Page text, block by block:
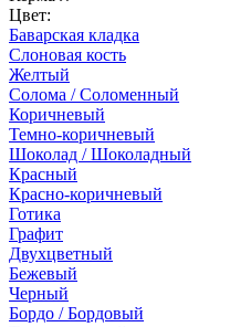
Цвет:
Баварская кладка
Слоновая кость
Желтый
Солома / Соломенный
Коричневый
Темно-коричневый
Шоколад / Шоколадный
Красный
Красно-коричневый
Готика
Графит
Двухцветный
Бежевый
Черный
Бордо / Бордовый